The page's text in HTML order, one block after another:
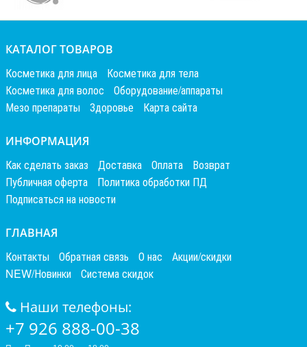
КАТАЛОГ ТОВАРОВ
Косметика для лица
Косметика для тела
Косметика для волос
Оборудование/аппараты
Мезо препараты
Здоровье Карта сайта
ИНФОРМАЦИЯ
Как сделать заказ Доставка Оплата
Возврат
Публичная оферта
Политика обработки ПД
Подписаться на новости
ГЛАВНАЯ
Контакты Обратная связь О нас
Акции/скидки
NEW/Новинки
Система скидок
Наши телефоны:
+7 926 888-00-38